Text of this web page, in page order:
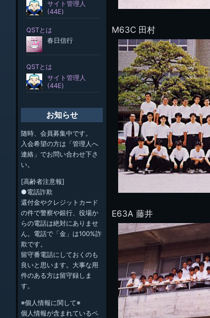
M63C 田村
E63A 藤井
お知らせ
随時、会員募集中です。
入会希望の方は「管理人へ
連絡」でお問い合わせ下さ
い。
[高齢者注意報]
●電話詐欺
還付金やクレジットカード
の件で警察や銀行、役場か
らの電話は絶対にありませ
ん。電話で「金」は100%詐
欺です。
留守番電話にしておくのも
良いと思います。大事な用
件のある方は留守録しま
す。
※個人情報に関して※
個人情報が含まれているペ